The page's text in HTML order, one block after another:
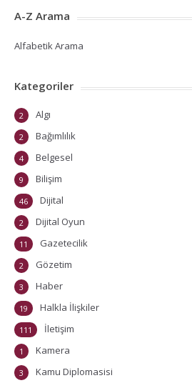
A-Z Arama
Alfabetik Arama
Kategoriler
Algı
2
Bağımlılık
2
Belgesel
4
Bilişim
9
Dijital
46
Dijital Oyun
2
Gazetecilik
11
Gözetim
2
Haber
3
Halkla İlişkiler
19
İletişim
111
Kamera
1
Kamu Diplomasisi
3